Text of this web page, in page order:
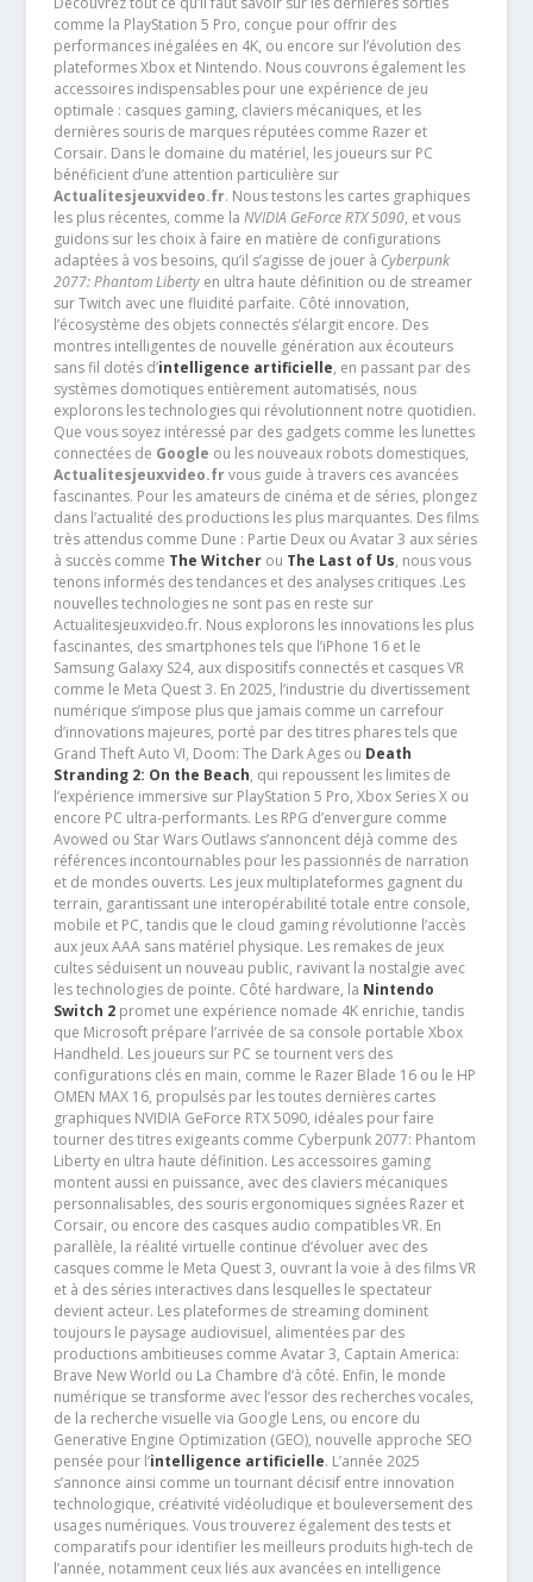
comme la PlayStation 5 Pro, conçue pour offrir des
performances inégalées en 4K, ou encore sur l’évolution des
plateformes Xbox et Nintendo. Nous couvrons également les
accessoires indispensables pour une expérience de jeu
optimale : casques gaming, claviers mécaniques, et les
dernières souris de marques réputées comme Razer et
Corsair. Dans le domaine du matériel, les joueurs sur PC
bénéficient d’une attention particulière sur
Actualitesjeuxvideo.fr. Nous testons les cartes graphiques
les plus récentes, comme la NVIDIA GeForce RTX 5090, et vous
guidons sur les choix à faire en matière de configurations
adaptées à vos besoins, qu’il s’agisse de jouer à Cyberpunk
2077: Phantom Libertyen ultra haute définition ou de streamer
sur Twitch avec une fluidité parfaite. Côté innovation,
l’écosystème des objets connectés s’élargit encore. Des
montres intelligentes de nouvelle génération aux écouteurs
sans fil dotés d’intelligence artificielle, en passant par des
systèmes domotiques entièrement automatisés, nous
explorons les technologies qui révolutionnent notre quotidien.
Que vous soyez intéressé par des gadgets comme les lunettes
connectées de Google ou les nouveaux robots domestiques,
Actualitesjeuxvideo.frvous guide à travers ces avancées
fascinantes. Pour les amateurs de cinéma et de séries, plongez
dans l’actualité des productions les plus marquantes. Des films
très attendus comme Dune : Partie Deux ou Avatar 3 aux séries
à succès comme The Witcherou The Last of Us, nous vous
tenons informés des tendances et des analyses critiques .Les
nouvelles technologies ne sont pas en reste sur
Actualitesjeuxvideo.fr. Nous explorons les innovations les plus
fascinantes, des smartphones tels que l’iPhone 16 et le
Samsung Galaxy S24, aux dispositifs connectés et casques VR
comme le Meta Quest 3. En 2025, l’industrie du divertissement
numérique s’impose plus que jamais comme un carrefour
d’innovations majeures, porté par des titres phares tels que
Grand Theft Auto VI, Doom: The Dark Ages ou Death
Stranding 2: On the Beach, qui repoussent les limites de
l’expérience immersive sur PlayStation 5 Pro, Xbox Series X ou
encore PC ultra-performants. Les RPG d’envergure comme
Avowed ou Star Wars Outlaws s’annoncent déjà comme des
références incontournables pour les passionnés de narration
et de mondes ouverts. Les jeux multiplateformes gagnent du
terrain, garantissant une interopérabilité totale entre console,
mobile et PC, tandis que le cloud gaming révolutionne l’accès
aux jeux AAA sans matériel physique. Les remakes de jeux
cultes séduisent un nouveau public, ravivant la nostalgie avec
les technologies de pointe. Côté hardware, la Nintendo
Switch 2promet une expérience nomade 4K enrichie, tandis
que Microsoft prépare l’arrivée de sa console portable Xbox
Handheld. Les joueurs sur PC se tournent vers des
configurations clés en main, comme le Razer Blade 16 ou le HP
OMEN MAX 16, propulsés par les toutes dernières cartes
graphiques NVIDIA GeForce RTX 5090, idéales pour faire
tourner des titres exigeants comme Cyberpunk 2077: Phantom
Liberty en ultra haute définition. Les accessoires gaming
montent aussi en puissance, avec des claviers mécaniques
personnalisables, des souris ergonomiques signées Razer et
Corsair, ou encore des casques audio compatibles VR. En
parallèle, la réalité virtuelle continue d’évoluer avec des
casques comme le Meta Quest 3, ouvrant la voie à des films VR
et à des séries interactives dans lesquelles le spectateur
devient acteur. Les plateformes de streaming dominent
toujours le paysage audiovisuel, alimentées par des
productions ambitieuses comme Avatar 3, Captain America:
Brave New World ou La Chambre d’à côté. Enfin, le monde
numérique se transforme avec l’essor des recherches vocales,
de la recherche visuelle via Google Lens, ou encore du
Generative Engine Optimization (GEO), nouvelle approche SEO
pensée pour l’intelligence artificielle. L’année 2025
s’annonce ainsi comme un tournant décisif entre innovation
technologique, créativité vidéoludique et bouleversement des
usages numériques. Vous trouverez également des tests et
comparatifs pour identifier les meilleurs produits high-tech de
l’année, notamment ceux liés aux avancées en intelligence